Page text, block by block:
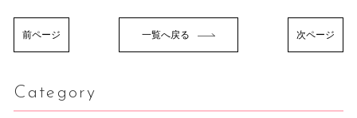
前ページ 一覧へ戻る 次ページ
Category